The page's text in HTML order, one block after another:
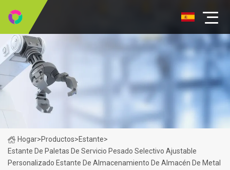
Hogar>Productos>Estante>
Estante De Paletas De Servicio Pesado Selectivo Ajustable
Personalizado Estante De Almacenamiento De Almacén De Metal